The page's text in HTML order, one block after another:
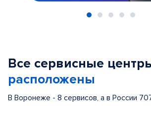
Все сервисные
расположены
В Воронеже - 8 сервисов, а в России